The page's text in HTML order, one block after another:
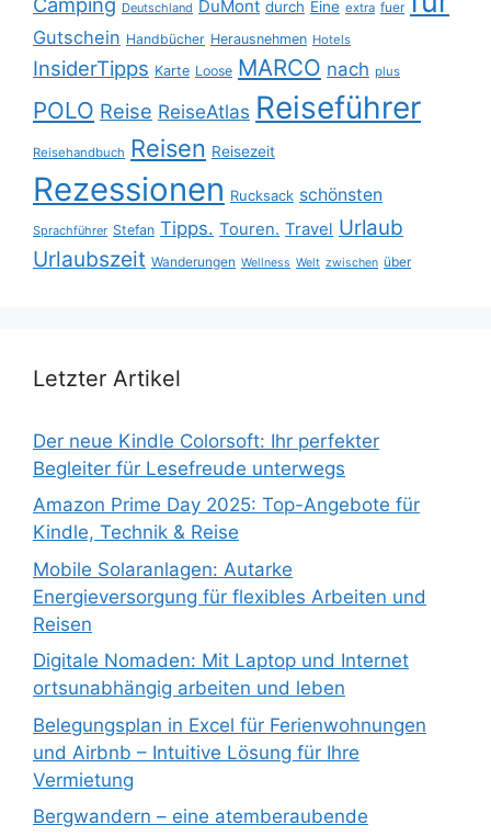
Deutschland DuMont durch Eine extra fuer
Gutschein Handbücher Herausnehmen Hotels
InsiderTipps Karte Loose MARCO nach plus
POLO Reise ReiseAtlas Reiseführer
Reisehandbuch Reisen Reisezeit
Rezessionen Rucksack schönsten
Sprachführer Stefan Tipps. Touren. Travel Urlaub
Urlaubszeit Wanderungen Wellness Welt zwischen über
Letzter Artikel
Der neue Kindle Colorsoft: Ihr perfekter
Begleiter für Lesefreude unterwegs
Amazon Prime Day 2025: Top-Angebote für
Kindle, Technik & Reise
Mobile Solaranlagen: Autarke
Energieversorgung für flexibles Arbeiten und
Reisen
Digitale Nomaden: Mit Laptop und Internet
ortsunabhängig arbeiten und leben
Belegungsplan in Excel für Ferienwohnungen
und Airbnb – Intuitive Lösung für Ihre
Vermietung
Bergwandern – eine atemberaubende